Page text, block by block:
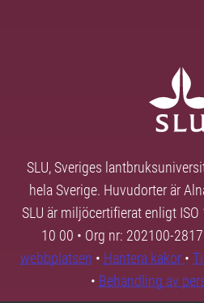
SLU, Sveriges
hela Sverige. Huvudorter är
SLU är miljöcertifierat enligt
10 00 • Org nr: 202100-2817
webbplatsen • Hantera kakor •
• Behandling av